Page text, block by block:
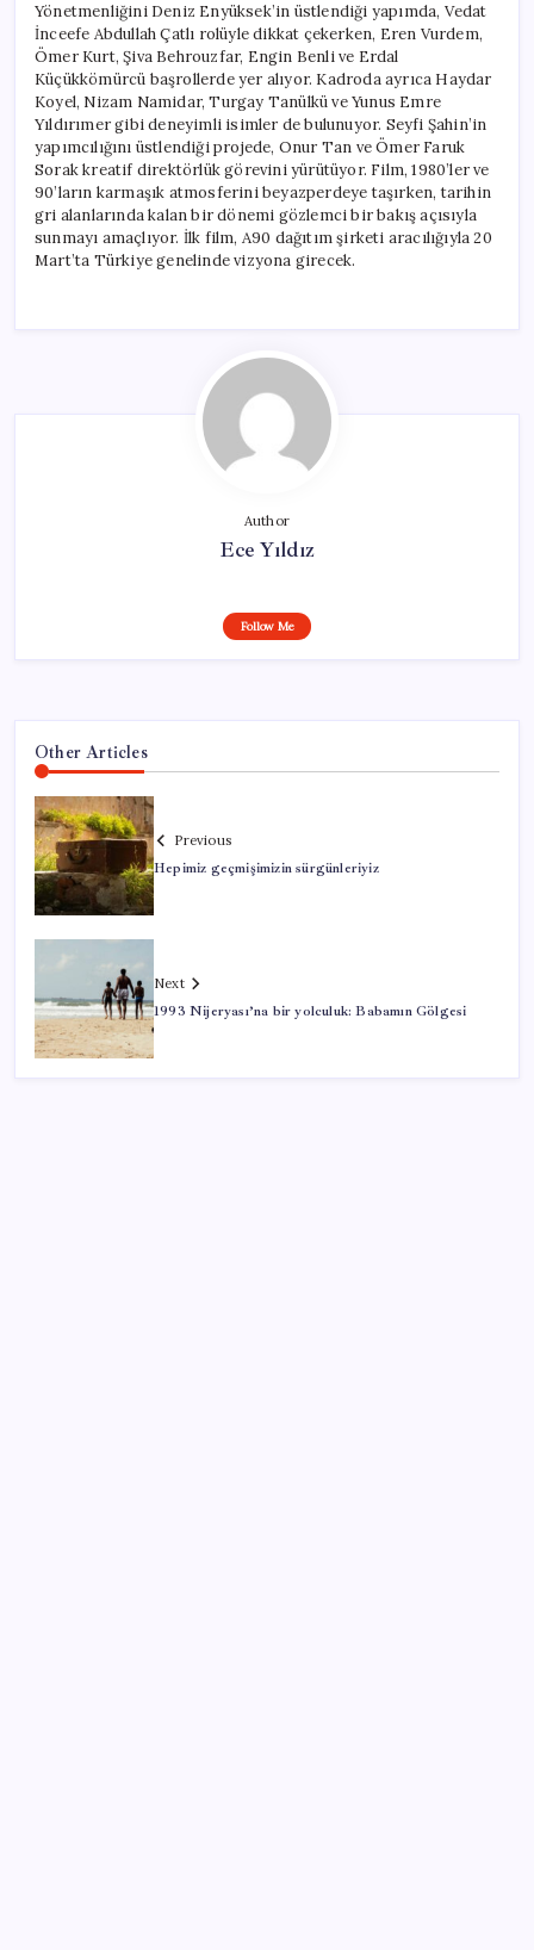
Yönetmenliğini Deniz Enyüksek’in üstlendiği yapımda, Vedat
İnceefe Abdullah Çatlı rolüyle dikkat çekerken, Eren Vurdem,
Ömer Kurt, Şiva Behrouzfar, Engin Benli ve Erdal
Küçükkömürcü başrollerde yer alıyor. Kadroda ayrıca Haydar
Koyel, Nizam Namidar, Turgay Tanülkü ve Yunus Emre
Yıldırımer gibi deneyimli isimler de bulunuyor. Seyfi Şahin’in
yapımcılığını üstlendiği projede, Onur Tan ve Ömer Faruk
Sorak kreatif direktörlük görevini yürütüyor. Film, 1980’ler ve
90’ların karmaşık atmosferini beyazperdeye taşırken, tarihin
gri alanlarında kalan bir dönemi gözlemci bir bakış açısıyla
sunmayı amaçlıyor. İlk film, A90 dağıtım şirketi aracılığıyla 20
Mart’ta Türkiye genelinde vizyona girecek.
Author
Ece Yıldız
Follow Me
Other Articles
Previous
Hepimiz geçmişimizin sürgünleriyiz
Next
1993 Nijeryası’na bir yolculuk: Babamın Gölgesi